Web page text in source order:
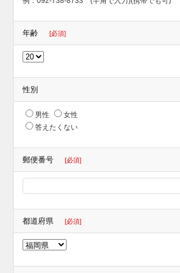
年齢 [必須]
性別
男性
女性
答えたくない
郵便番号 [必須]
都道府県 [必須]